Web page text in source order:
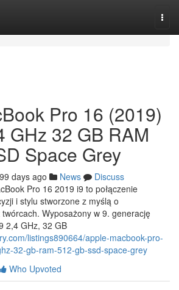
Pro 16 (2019)
GHz 32 GB RAM
Space Grey
days ago News
Discuss
Pro 16 2019 i9 to połączenie
i stylu stworzone z myślą o
Wyposażony w 9. generację
2,4 GHz, 32 GB
listings890664/apple-macbook-pro-
32-gb-ram-512-gb-ssd-space-grey
Who Upvoted